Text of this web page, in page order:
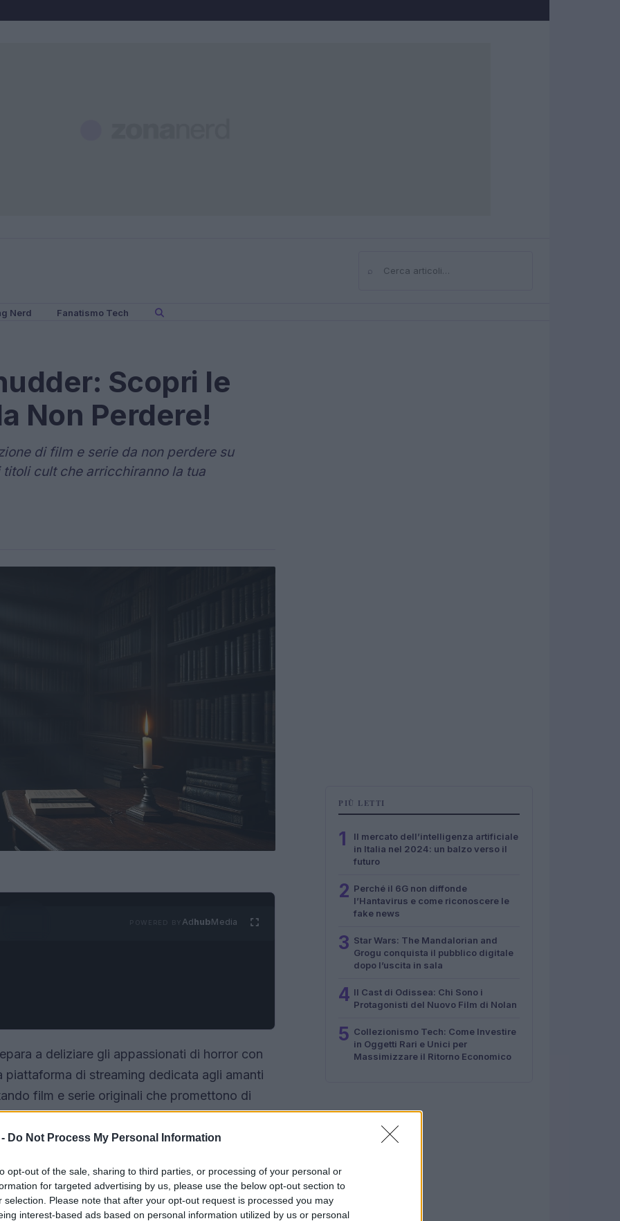
Do Not Process My Personal Information
opt-out of the sale, sharing to third parties, or processing of your personal or
for targeted advertising by us, please use the below opt-out section to
selection. Please note that after your opt-out request is processed you may
interest-based ads based on personal information utilized by us or personal
⌕Cerca
Nerd Fanatismo Tech
Scopri le
Non Perdere!
di film e serie da non perdere su
cult che arricchiranno la tua
AdhubMedia
a deliziare gli appassionati di horror con
piattaforma di streaming dedicata agli amanti
film e serie originali che promettono di
PIÙ LETTI
1
Il mercato dell’intelligenza artificiale
in Italia nel 2024: un balzo verso il
futuro
2 Perché il 6G non diffonde
l’Hantavirus e come riconoscere le
fake news
3 Star Wars: The Mandalorian and
Grogu conquista il pubblico digitale
dopo l’uscita in sala
4 Il Cast di Odissea: Chi Sono i
Protagonisti del Nuovo Film di Nolan
5 Collezionismo Tech: Come Investire
in Oggetti Rari e Unici per
Massimizzare il Ritorno Economico